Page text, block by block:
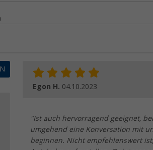
Egon H. 04.10.2023
"Ist auch hervorragend geeignet,
umgehend eine Konversation mit
beginnen. Nicht empfehlenswert